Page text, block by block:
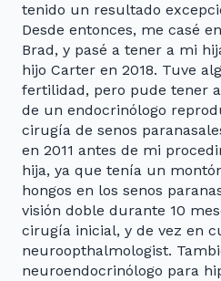
tenido un resultado
Desde entonces, me casé
Brad, y pasé a tener a mi
hijo Carter en 2018. Tuve
fertilidad, pero pude tener
de un endocrinólogo
cirugía de senos
en 2011 antes de mi
hija, ya que tenía un
hongos en los senos
visión doble durante 10
cirugía inicial, y de vez en
neuroopthalmologist.
neuroendocrinólogo para